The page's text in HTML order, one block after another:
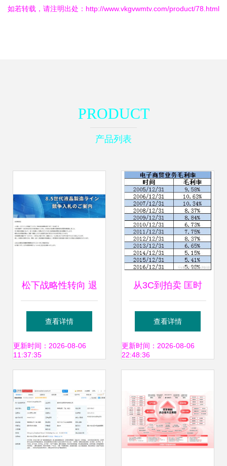
如若转载，请注明出处：http://www.vkgvwmtv.com/product/78.html
PRODUCT
产品列表
松下战略性转向 退
出液晶面板业务，
8.5代线设备将投标
查看详情
更新时间：2026-08-06
11:37:35
从3C到拍卖 匡时
国际能否重振宏图
高科的旧梦新局
查看详情
更新时间：2026-08-06
22:48:36